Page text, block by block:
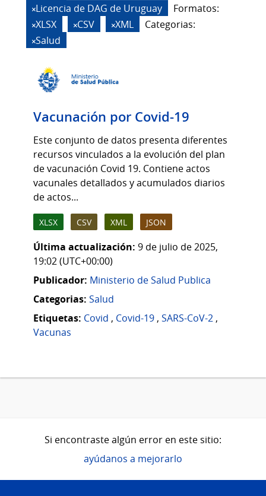
Licencia de DAG de Uruguay
Formatos:
XLSX
CSV XML
Categorias:
Salud
Vacunación por Covid-19
Este conjunto de datos presenta diferentes
recursos vinculados a la evolución del plan
de vacunación Covid 19. Contiene actos
vacunales detallados y acumulados diarios
de actos...
XLSX CSV XML JSON
Última actualización: 9 de julio de 2025,
19:02 (UTC+00:00)
Publicador: Ministerio de Salud Publica
Categorias: Salud
Etiquetas: Covid , Covid-19 , SARS-CoV-2 ,
Vacunas
Si encontraste algún error en este sitio:
ayúdanos a mejorarlo